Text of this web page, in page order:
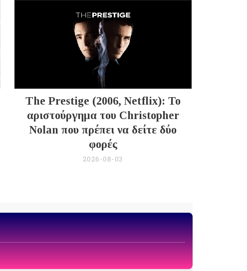
The Prestige (2006, Netflix): Το
αριστούργημα του Christopher
Nolan που πρέπει να δείτε δύο
φορές
2026-08-03